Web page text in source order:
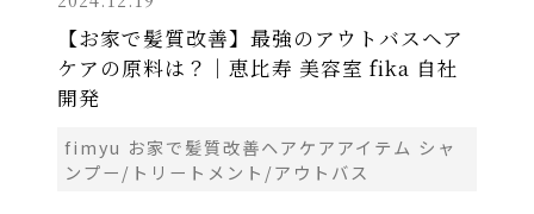
【お家で髪質改善】最強のアウトバスヘア
ケアの原料は？｜恵比寿 美容室 fika 自社
開発
fimyu お家で髪質改善ヘアケアアイテム シャ
ンプー/トリートメント/アウトバス